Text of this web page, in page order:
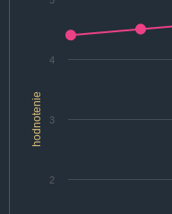
hodnotenie
2
3
4